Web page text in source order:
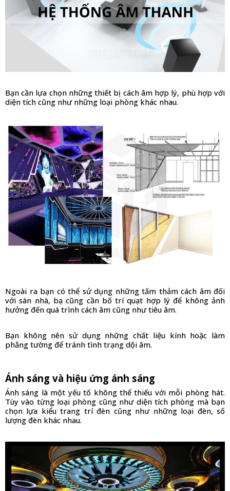
Bạn cần lựa chọn những thiết bị cách âm hợp lý, phù hợp với
diện tích cũng như những loại phòng khác nhau.
Ngoài ra bạn có thể sử dụng những tấm thảm cách âm đối
với sàn nhà, bạ cũng cần bố trí quạt hợp lý để không ảnh
hưởng đến quá trình cách âm cũng như tiêu âm.
Bạn không nên sử dụng những chất liệu kính hoặc làm
phẳng tường để tránh tình trạng dội âm.
Ánh sáng và hiệu ứng ánh sáng
Ánh sáng là một yếu tố không thể thiếu với mỗi phòng hát.
Tùy vào từng loại phòng cũng như diện tích phòng mà bạn
chọn lựa kiểu trang trí đèn cũng như những loại đèn, số
lượng đèn khác nhau.